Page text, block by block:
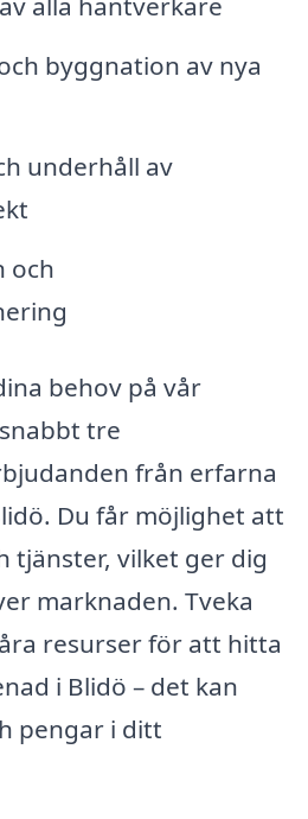
byggnation av nya
underhåll av
och
behov på vår
tre
från erfarna
Du får möjlighet att
tjänster, vilket ger dig
marknaden. Tveka
resurser för att hitta
i Blidö – det kan
pengar i ditt